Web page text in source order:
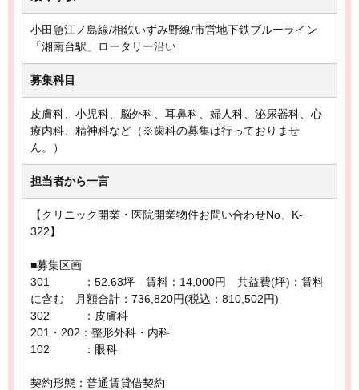
小田急江ノ島線/相鉄いずみ野線/市営地下鉄ブルーライン
「湘南台駅」ロータリー沿い
募集科目
皮膚科、小児科、脳外科、耳鼻科、婦人科、泌尿器科、心
療内科、精神科など（※歯科の募集は行っておりませ
ん。）
担当者から一言
【クリニック開業・医院開業物件お問い合わせNo、K-
322】
■募集区画
301 ：52.63坪 賃料：14,000円 共益費(坪)：賃料
に含む 月額合計：736,820円(税込：810,502円)
302 ：皮膚科
201・202：整形外科・内科
102 ：眼科
契約形態：普通賃貸借契約